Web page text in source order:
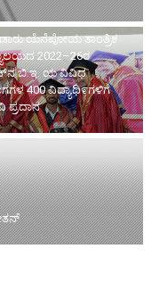
ಯೆನೆಪೋಯ ತಾಂತ್ರಿಕ
2022–26ರ
ಬಿ.ಇ. ಯ ವಿವಿಧ
400 ವಿದ್ಯಾಥಿ೯ಗಳಿಗೆ
ಪ್ರದಾನ